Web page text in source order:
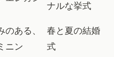
ナルな挙式
のある、
ニン
春と夏の結婚
式